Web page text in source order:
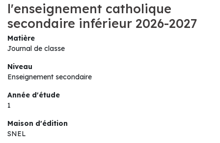
l'enseignement catholique
secondaire inférieur 2026-2027
Matière
Journal de classe
Niveau
Enseignement secondaire
Année d'étude
1
Maison d'édition
SNEL